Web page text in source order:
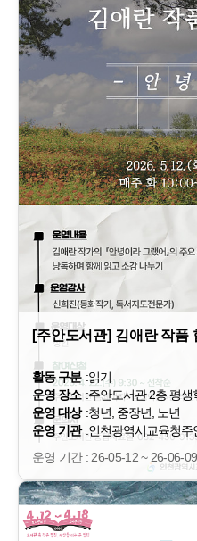
[주안도서관] 김애란 작
활동 구분 :읽기
운영 장소 :주안도서관 2층 평생
운영 대상 :청년, 중장년, 노년
운영 기관 :인천광역시교육청주
운영 기간 : 26-05-12 ~ 26-06-09